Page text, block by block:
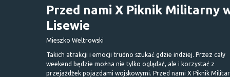
Przed nami X Piknik Militarny
Lisewie
Mieszko Weltrowski
Takich atrakcji i emocji trudno szukać gdzie indziej. Przez cały
weekend będzie można nie tylko oglądać, ale i korzystać z
przejażdżek pojazdami wojskowymi. Przed nami X Piknik